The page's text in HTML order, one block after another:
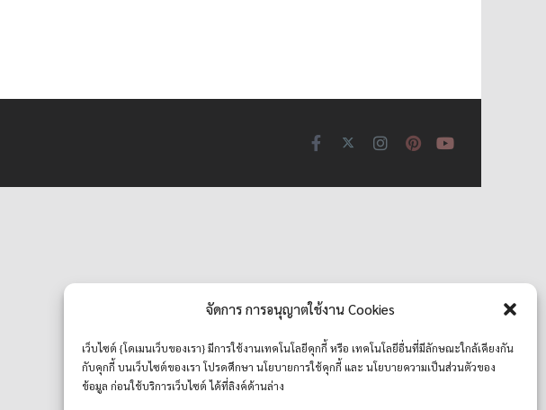
จัดการ การอนุญาตใช้งาน Cookies
เว็บไซต์ {โดเมนเว็บของเรา} มีการใช้งานเทคโนโลยีคุกกี้ หรือ เทคโนโลยีอื่นที่มีลักษณะใกล้เคียงกัน
กับคุกกี้ บนเว็บไซต์ของเรา โปรดศึกษา นโยบายการใช้คุกกี้ และ นโยบายความเป็นส่วนตัวของ
ข้อมูล ก่อนใช้บริการเว็บไซต์ ได้ที่ลิงค์ด้านล่าง